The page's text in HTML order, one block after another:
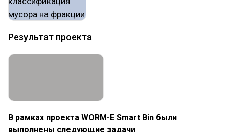
Результат проекта
В рамках проекта WORM-E Smart Bin были
выполнены следующие задачи